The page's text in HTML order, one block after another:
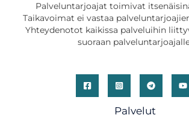
Palveluntarjoajat toimivat
Taikavoimat ei vastaa
Yhteydenotot kaikissa palveluihin
suoraan
Palvelut